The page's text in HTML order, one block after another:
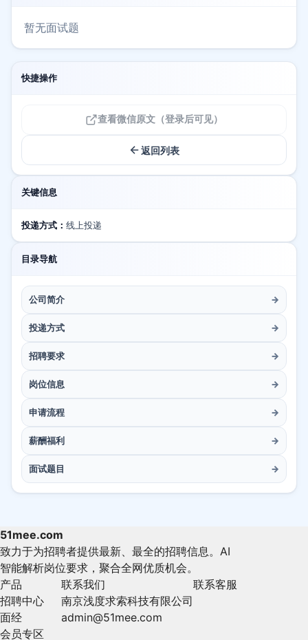
暂无面试题
快捷操作
查看微信原文（登录后可见）
返回列表
关键信息
投递方式： 线上投递
目录导航
公司简介 →
投递方式 →
招聘要求 →
岗位信息 →
申请流程 →
薪酬福利 →
面试题目 →
51mee.com
致力于为招聘者提供最新、最全的招聘信息。AI
智能解析岗位要求，聚合全网优质机会。
产品
招聘中心
面经
会员专区
联系我们
南京浅度求索科技有限公司
admin@51mee.com
联系客服